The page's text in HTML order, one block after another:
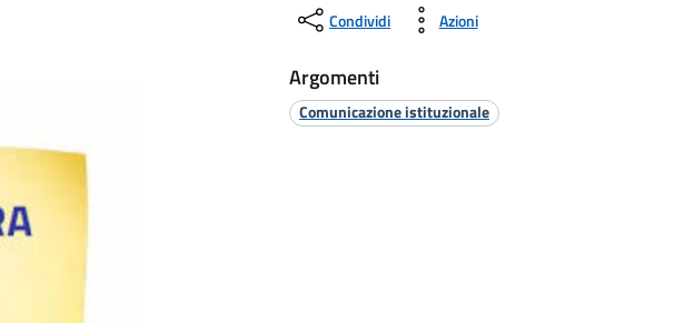
Condividi Azioni
Argomenti
Comunicazione istituzionale